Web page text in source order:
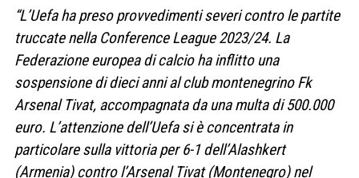
“L’Uefa ha preso provvedimenti severi contro le partite
truccate nella Conference League 2023/24. La
Federazione europea di calcio ha inflitto una
sospensione di dieci anni al club montenegrino Fk
Arsenal Tivat, accompagnata da una multa di 500.000
euro. L’attenzione dell’Uefa si è concentrata in
particolare sulla vittoria per 6-1 dell’Alashkert
(Armenia) contro l’Arsenal Tivat (Montenegro) nel